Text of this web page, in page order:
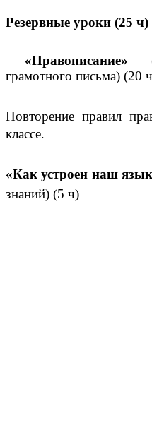
Резервные уроки (25 ч)
«Правописание»
грамотного письма) (20
Повторение правил
классе.
«Как устроен наш
знаний) (5 ч)